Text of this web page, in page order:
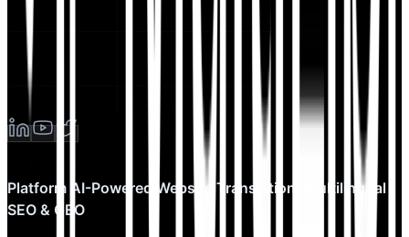
Platform AI-Powered Website Translation, Multilingual
SEO & GEO